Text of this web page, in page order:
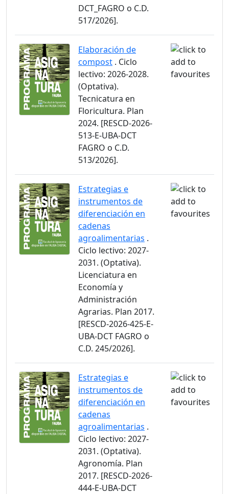
DCT_FAGRO o C.D.
517/2026].
Elaboración de
compost . Ciclo
lectivo: 2026-2028.
(Optativa).
Tecnicatura en
Floricultura. Plan
2024. [RESCD-2026-
513-E-UBA-DCT
FAGRO o C.D.
513/2026].
Estrategias e
instrumentos de
diferenciación en
cadenas
agroalimentarias .
Ciclo lectivo: 2027-
2031. (Optativa).
Licenciatura en
Economía y
Administración
Agrarias. Plan 2017.
[RESCD-2026-425-E-
UBA-DCT FAGRO o
C.D. 245/2026].
Estrategias e
instrumentos de
diferenciación en
cadenas
agroalimentarias .
Ciclo lectivo: 2027-
2031. (Optativa).
Agronomía. Plan
2017. [RESCD-2026-
444-E-UBA-DCT